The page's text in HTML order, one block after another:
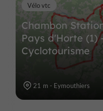
Chambon
Pays d'Horte (1)
Cyclotourisme
Vélo vtc
21 m - Eymouthiers